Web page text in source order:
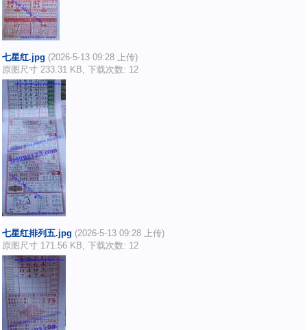
七星红.jpg (2026-5-13 09:28 上传)
原图尺寸 233.31 KB, 下载次数: 12
七星红排列五.jpg (2026-5-13 09:28 上传)
原图尺寸 171.56 KB, 下载次数: 12